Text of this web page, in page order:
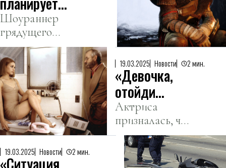
два сезона
сериала по
God of War
Шоураннер
грядущего
проекта
поделился
неожиданными
новостями.
19.03.2025 Новости 2 мин.
«Девочка,
отойди
подальше»:
Пэлтроу
отказалась
от
Актриса
призналась, что
на съемках
фильма у них
было «много
19.03.2025 Новости 2 мин.
«Ситуация